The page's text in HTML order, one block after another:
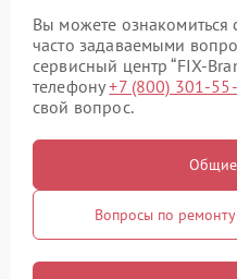
Вы можете
часто задаваемыми
сервисный центр “FIX-
телефону+7 (800) 301-
свой вопрос.
Общие
Вопросы по